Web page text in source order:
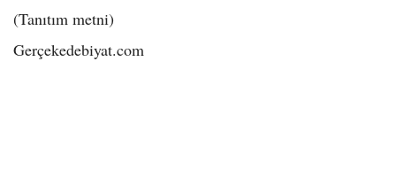
(Tanıtım metni)
Gerçekedebiyat.com